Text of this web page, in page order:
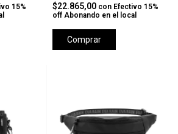
15%
$22.865,00 con Efectivo 15%
off Abonando en el local
Comprar